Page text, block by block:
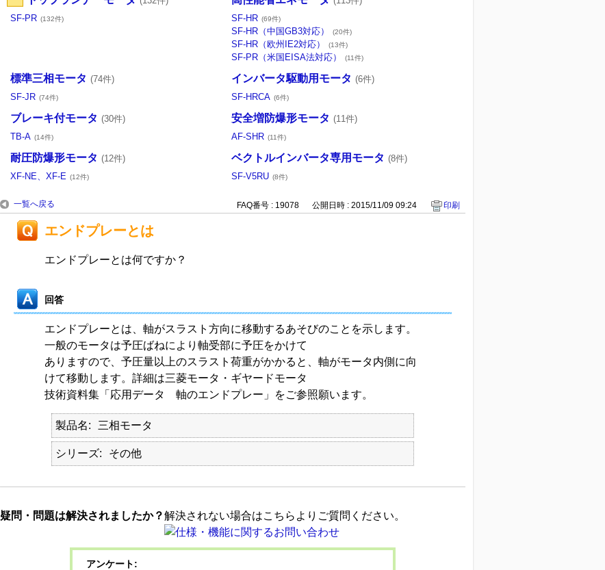
SF-PR (132件)
SF-HR (69件)
SF-HR（中国GB3対応） (20件)
SF-HR（欧州IE2対応） (13件)
SF-PR（米国EISA法対応） (11件)
標準三相モータ (74件)
SF-JR (74件)
インバータ駆動用モータ (6件)
SF-HRCA (6件)
ブレーキ付モータ (30件)
TB-A (14件)
安全増防爆形モータ (11件)
AF-SHR (11件)
耐圧防爆形モータ (12件)
XF-NE、XF-E (12件)
ベクトルインバータ専用モータ (8件)
SF-V5RU (8件)
一覧へ戻る FAQ番号 : 19078 公開日時 : 2015/11/09 09:24 印刷
エンドプレーとは
エンドプレーとは何ですか？
回答
エンドプレーとは、軸がスラスト方向に移動するあそびのことを示します。
一般のモータは予圧ばねにより軸受部に予圧をかけて
ありますので、予圧量以上のスラスト荷重がかかると、軸がモータ内側に向
けて移動します。詳細は三菱モータ・ギヤードモータ
技術資料集「応用データ 軸のエンドプレー」をご参照願います。
製品名 三相モータ
シリーズ その他
疑問・問題は解決されましたか？解決されない場合はこちらよりご質問ください。
アンケート: